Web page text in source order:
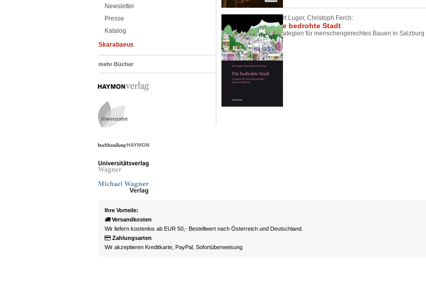
Newsletter
Presse
Katalog
Skarabaeus
mehr Bücher
Kurt Luger, Christoph Ferch:
Die bedrohte Stadt
Strategien für menschengerechtes Bauen in Salzburg
Ihre Vorteile:
Versandkosten
Wir liefern kostenlos ab EUR 50,- Bestellwert nach Österreich und Deutschland.
Zahlungsarten
Wir akzeptieren Kreditkarte, PayPal, Sofortüberweisung